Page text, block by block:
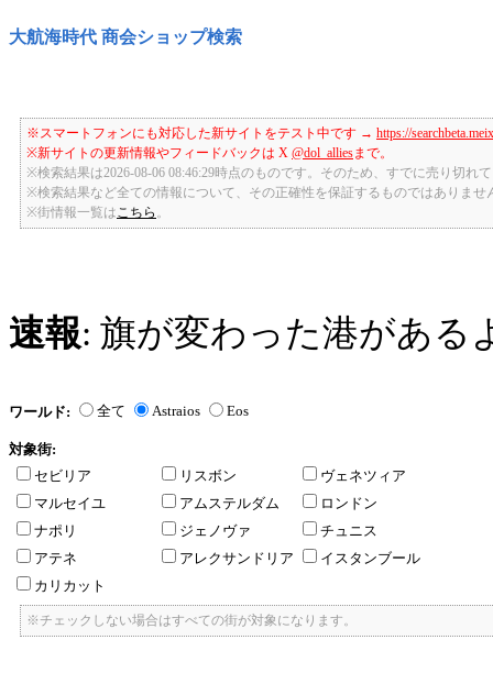
大航海時代 商会ショップ検索
※スマートフォンにも対応した新サイトをテスト中です → https://
※新サイトの更新情報やフィードバックは X @dol_alliesまで。
※検索結果は2026-08-06 08:46:29時点のものです。そのため、すでに売り切れ
※検索結果など全ての情報について、その正確性を保証するものではありませ
※街情報一覧は こちら
速報: 旗が変わった港がある
ワールド: 全て Astraios Eos
対象街:
セビリア
リスボン
ヴェネツィア
マルセイユ
アムステルダム
ロンドン
ナポリ
ジェノヴァ
チュニス
アテネ
アレクサンドリア
イスタンブール
カリカット
※チェックしない場合はすべての街が対象になります。